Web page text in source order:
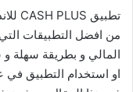
من افضل التطبيقات
المالي و بطريقة سهلة
او استخدام التطبيق